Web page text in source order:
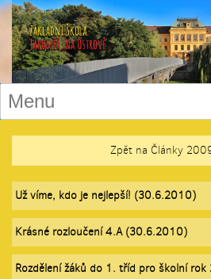
Zpět na Články
Už víme, kdo je nejlepší! (30.6.2010)
Krásné rozloučení 4.A (30.6.2010)
Rozdělení žáků do 1. tříd pro školní